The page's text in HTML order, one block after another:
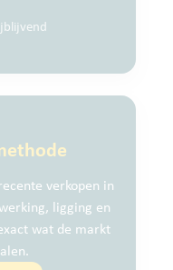
verkopen in
ligging en
wat de markt